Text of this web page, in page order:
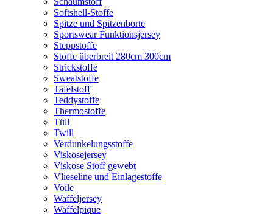
Softshell-Stoffe
Spitze und Spitzenborte
Sportswear Funktionsjersey
Steppstoffe
Stoffe überbreit 280cm 300cm
Strickstoffe
Sweatstoffe
Tafelstoff
Teddystoffe
Thermostoffe
Tüll
Twill
Verdunkelungsstoffe
Viskosejersey
Viskose Stoff gewebt
Vlieseline und Einlagestoffe
Voile
Waffeljersey
Waffelpique